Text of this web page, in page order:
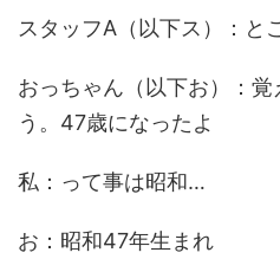
スタッフA（以下ス）：と
おっちゃん（以下お）：覚
う。47歳になったよ
私：って事は昭和…
お：昭和47年生まれ